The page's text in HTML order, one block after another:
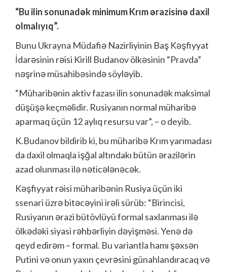
“Bu ilin sonunadək minimum Krım ərazisinə daxil
olmalıyıq”.
Bunu Ukrayna Müdafiə Nazirliyinin Baş Kəşfiyyat
İdarəsinin rəisi Kirill Budanov ölkəsinin “Pravda”
nəşrinə müsahibəsində söyləyib.
“Müharibənin aktiv fazası ilin sonunadək maksimal
düşüşə keçməlidir. Rusiyanın normal müharibə
aparmaq üçün 12 aylıq resursu var”, – o deyib.
K.Budanov bildirib ki, bu müharibə Krım yarımadası
da daxil olmaqla işğal altındakı bütün ərazilərin
azad olunması ilə nəticələnəcək.
Kəşfiyyat rəisi müharibənin Rusiya üçün iki
ssenari üzrə bitəcəyini irəli sürüb: “Birincisi,
Rusiyanın ərazi bütövlüyü formal saxlanması ilə
ölkədəki siyasi rəhbərliyin dəyişməsi. Yenə də
qeyd edirəm – formal. Bu variantla hamı şəxsən
Putini və onun yaxın çevrəsini günahlandıracaq və